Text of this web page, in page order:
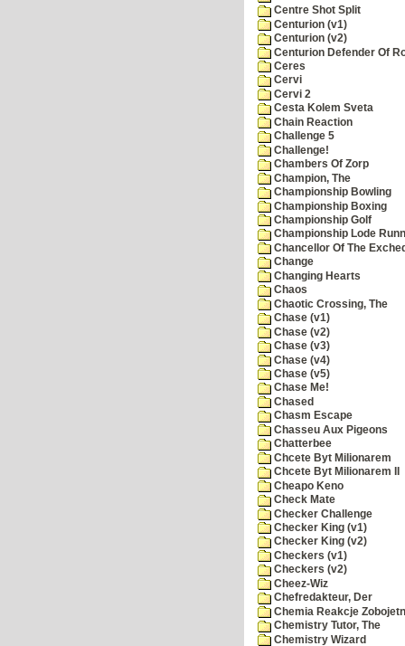
Centre Shot Split
Centurion (v1)
Centurion (v2)
Centurion Defender Of
Ceres
Cervi
Cervi 2
Cesta Kolem Sveta
Chain Reaction
Challenge 5
Challenge!
Chambers Of Zorp
Champion, The
Championship Bowling
Championship Boxing
Championship Golf
Championship Lode
Chancellor Of The
Change
Changing Hearts
Chaos
Chaotic Crossing, The
Chase (v1)
Chase (v2)
Chase (v3)
Chase (v4)
Chase (v5)
Chase Me!
Chased
Chasm Escape
Chasseu Aux Pigeons
Chatterbee
Chcete Byt Milionarem
Chcete Byt Milionarem II
Cheapo Keno
Check Mate
Checker Challenge
Checker King (v1)
Checker King (v2)
Checkers (v1)
Checkers (v2)
Cheez-Wiz
Chefredakteur, Der
Chemia Reakcje
Chemistry Tutor, The
Chemistry Wizard